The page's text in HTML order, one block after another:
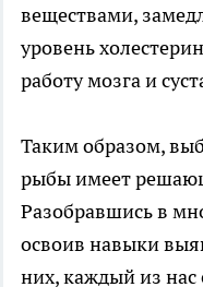
веществами,
уровень
работу мозга и
Таким образом,
рыбы имеет
Разобравшись в
освоив навыки
них, каждый из нас